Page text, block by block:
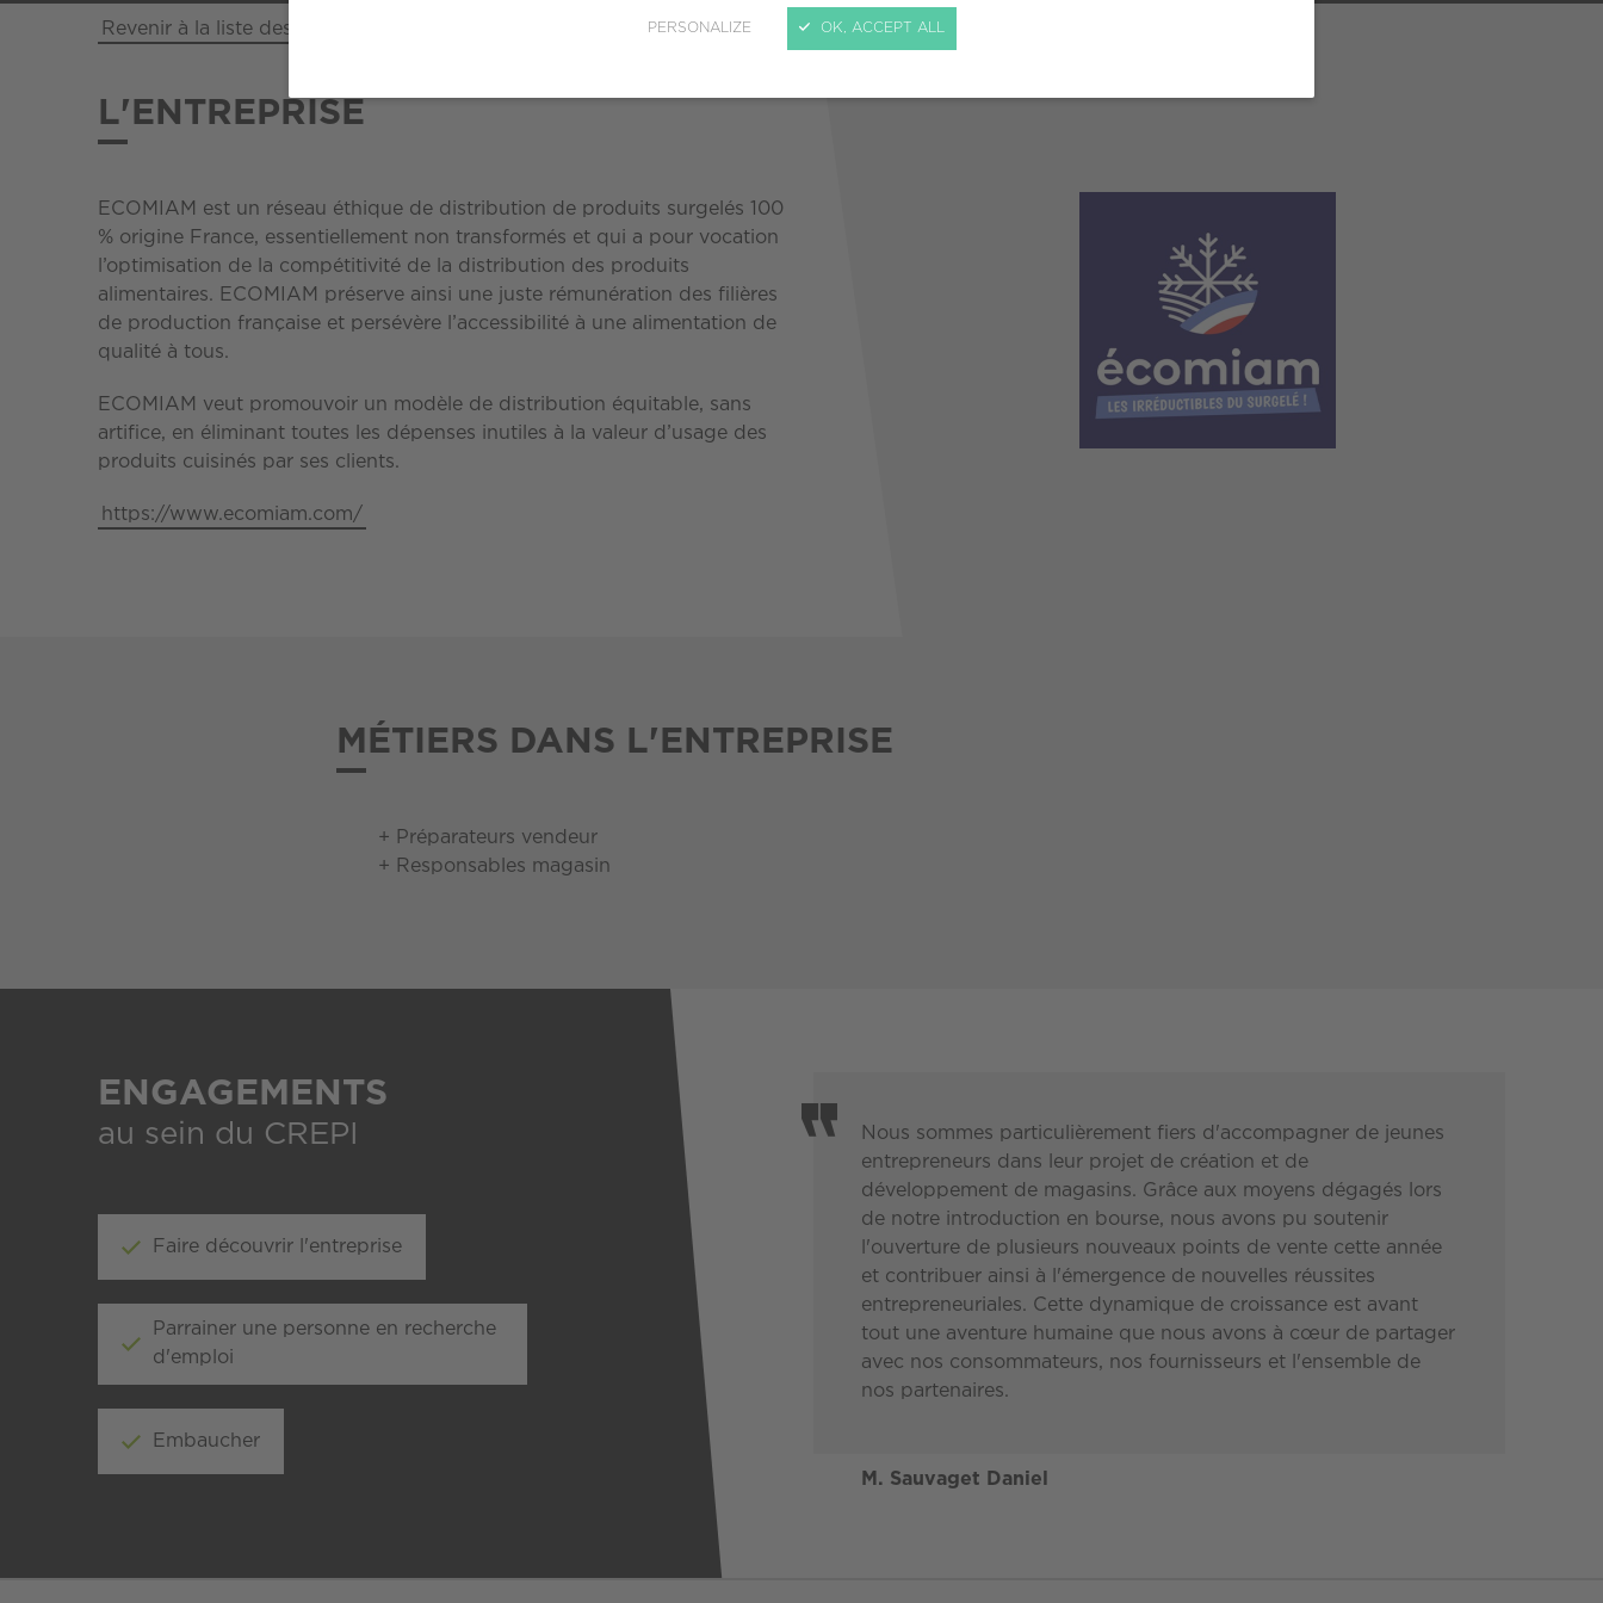
PERSONALIZE OK, ACCEPT ALL
Revenir à la liste des entreprises
L'ENTREPRISE
ECOMIAM est un réseau éthique de distribution de produits surgelés 100
% origine France, essentiellement non transformés et qui a pour vocation
l’optimisation de la compétitivité de la distribution des produits
alimentaires. ECOMIAM préserve ainsi une juste rémunération des filières
de production française et persévère l’accessibilité à une alimentation de
qualité à tous.
ECOMIAM veut promouvoir un modèle de distribution équitable, sans
artifice, en éliminant toutes les dépenses inutiles à la valeur d’usage des
produits cuisinés par ses clients.
https://www.ecomiam.com/
MÉTIERS DANS L'ENTREPRISE
Préparateurs vendeur
Responsables magasin
ENGAGEMENTS
au sein du CREPI
Faire découvrir l'entreprise
Parrainer une personne en recherche
d'emploi
Embaucher
Nous sommes particulièrement fiers d'accompagner de jeunes
entrepreneurs dans leur projet de création et de
développement de magasins. Grâce aux moyens dégagés lors
de notre introduction en bourse, nous avons pu soutenir
l'ouverture de plusieurs nouveaux points de vente cette année
et contribuer ainsi à l'émergence de nouvelles réussites
entrepreneuriales. Cette dynamique de croissance est avant
tout une aventure humaine que nous avons à cœur de partager
avec nos consommateurs, nos fournisseurs et l'ensemble de
nos partenaires.
M. Sauvaget Daniel